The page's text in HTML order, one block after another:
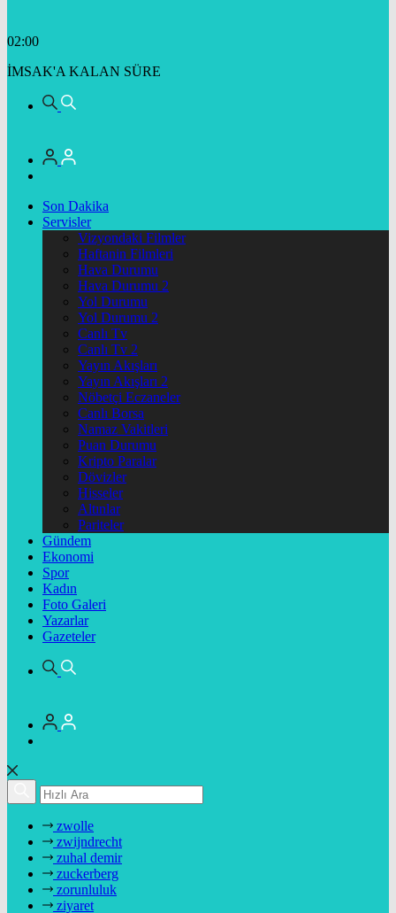
02:00
İMSAK'A KALAN SÜRE
Son Dakika
Servisler
Vizyondaki Filmler
Haftanin Filmleri
Hava Durumu
Hava Durumu 2
Yol Durumu
Yol Durumu 2
Canlı Tv
Canlı Tv 2
Yayın Akışları
Yayın Akışları 2
Nöbetçi Eczaneler
Canlı Borsa
Namaz Vakitleri
Puan Durumu
Kripto Paralar
Dövizler
Hisseler
Altınlar
Pariteler
Gündem
Ekonomi
Spor
Kadın
Foto Galeri
Yazarlar
Gazeteler
zwolle
zwijndrecht
zuhal demir
zuckerberg
zorunluluk
ziyaret